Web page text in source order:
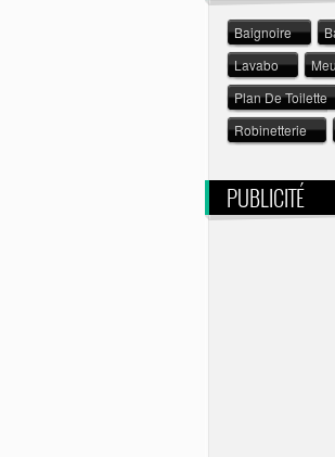
Baignoire
Lavabo
Plan De Toilette
Robinetterie
PUBLICITÉ